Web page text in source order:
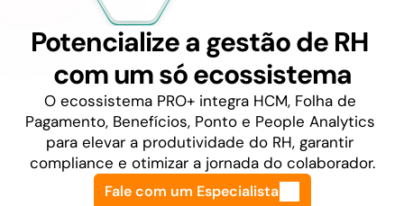
Potencialize a gestão de RH
com um só ecossistema
O ecossistema PRO+ integra HCM, Folha de
Pagamento, Benefícios, Ponto e People Analytics
para elevar a produtividade do RH, garantir
compliance e otimizar a jornada do colaborador.
Fale com um Especialista